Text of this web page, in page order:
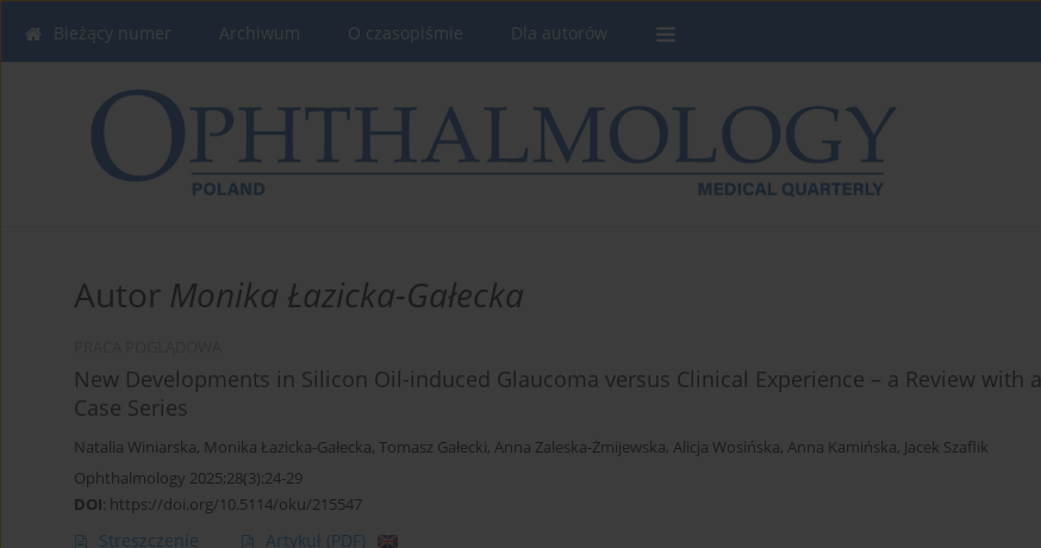
Bieżący numer Archiwum O czasopiśmie Dla autorów
Autor Monika Łazicka-Gałecka
New Developments in Silicon Oil-induced Glaucoma versus Clinical Experience – a Review with a
Case Series
Natalia Winiarska, Monika Łazicka-Gałecka, Tomasz Gałecki, Anna Zaleska-Żmijewska, Alicja Wosińska, Anna Kamińska, Jacek Szaflik
Ophthalmology 2025;28(3):24-29
DOI: https://doi.org/10.5114/oku/215547
Streszczenie Artykuł (PDF)